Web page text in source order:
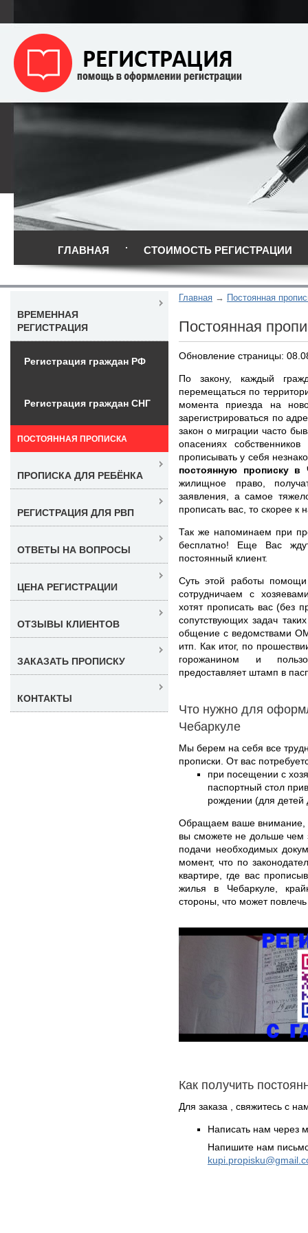
ГЛАВНАЯ СТОИМОСТЬ РЕГИСТРАЦИИ
Главная Постоянная
Постоянная
Обновление страницы:
По закону, каждый
перемещаться по
момента приезда на
зарегистрироваться по
закон о миграции часто
опасениях
прописывать у себя
постоянную прописку в
жилищное право,
заявления, а самое
прописать вас, то скорее к
Так же напоминаем при
бесплатно! Еще Вас
постоянный клиент.
Суть этой работы
сотрудничаем с
хотят прописать вас (без
сопутствующих задач
общение с ведомствами
итп. Как итог, по
горожанином и
предоставляет штамп в
Что нужно для
Чебаркуле
Мы берем на себя все
прописки. От вас
при посещении с
паспортный стол
рождении (для детей
Обращаем ваше внимание,
вы сможете не дольше чем
подачи необходимых
момент, что по
квартире, где вас
жилья в Чебаркуле,
стороны, что может
Как получить
Для заказа , свяжитесь с
Написать нам через
Напишите нам
ВРЕМЕННАЯ
РЕГИСТРАЦИЯ
Регистрация граждан РФ
Регистрация граждан СНГ
ПОСТОЯННАЯ ПРОПИСКА
ПРОПИСКА ДЛЯ РЕБЁНКА
РЕГИСТРАЦИЯ ДЛЯ РВП
ОТВЕТЫ НА ВОПРОСЫ
ЦЕНА РЕГИСТРАЦИИ
ОТЗЫВЫ КЛИЕНТОВ
ЗАКАЗАТЬ ПРОПИСКУ
КОНТАКТЫ